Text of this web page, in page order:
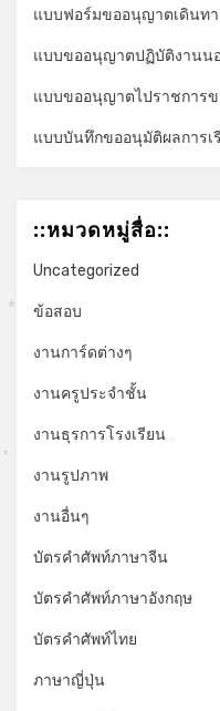
แบบฟอร์มขออนุญาตเดินทา
แบบขออนุญาตปฏิบัติงานน
แบบขออนุญาตไปราชการข
แบบบันทึกขออนุมัติผลการเ
::หมวดหมู่สื่อ::
Uncategorized
ข้อสอบ
งานการ์ดต่างๆ
งานครูประจำชั้น
งานธุรการโรงเรียน
งานรูปภาพ
งานอื่นๆ
บัตรคำศัพท์ภาษาจีน
บัตรคำศัพท์ภาษาอังกฤษ
บัตรคำศัพท์ไทย
ภาษาญี่ปุ่น
*